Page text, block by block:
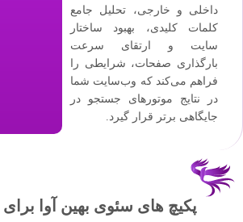
داخلی و خارجی، تحلیل جامع
کلمات کلیدی، بهبود ساختار
سایت و ارتقای سرعت
بارگذاری صفحات، شرایطی را
فراهم می‌کند که وب‌سایت شما
در نتایج موتورهای جستجو در
جایگاهی برتر قرار گیرد.
پکیچ های سئوی بهین آوا